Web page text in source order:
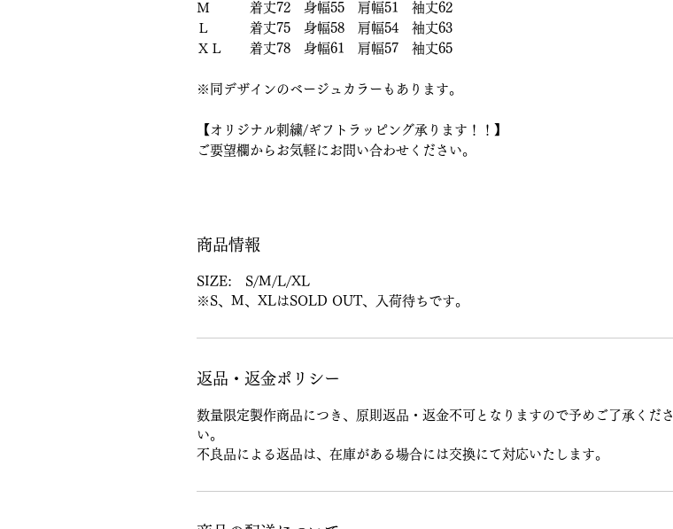
Ｍ 着丈72 身幅55 肩幅51 袖丈62
Ｌ 着丈75 身幅58 肩幅54 袖丈63
ＸＬ 着丈78 身幅61 肩幅57 袖丈65
※同デザインのベージュカラーもあります。
【オリジナル刺繍/ギフトラッピング承ります！！】
ご要望欄からお気軽にお問い合わせください。
商品情報
SIZE: S/M/L/XL
※S、M、XLはSOLD OUT、入荷待ちです。
返品・返金ポリシー
数量限定製作商品につき、原則返品・返金不可となりますので予めご了承くださ
い。
不良品による返品は、在庫がある場合には交換にて対応いたします。